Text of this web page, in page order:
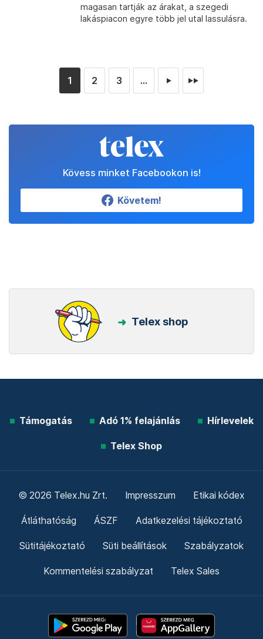
magasan tartják az árakat, a szegedi
lakáspiacon egyre több jel utal lassulásra.
1 2 3 ... ► ►►
Kövess minket Facebookon is!
Követem!
Telex shop
Támogatás Adó 1% felajánlás Hírlevelek
Telex Shop
© 2026 Telex.hu Zrt. Impresszum Etikai kódex
Átláthatóság ÁSZF Adatkezelési tájékoztató
Sütitájékoztató Süti beállítások Szabályzatok
Kommentelési szabályzat Telex Sales